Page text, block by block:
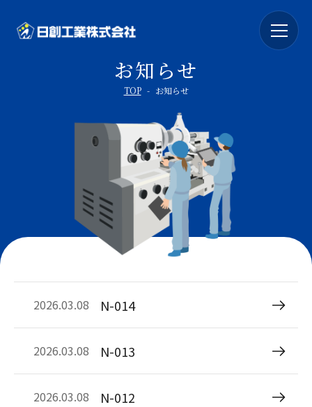
お知らせ
TOP - お知らせ
2026.03.08 N-014
2026.03.08 N-013
2026.03.08 N-012